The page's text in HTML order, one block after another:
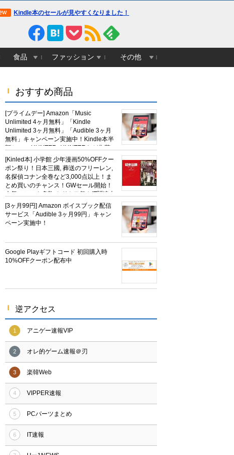
Kindle本のセールが見やすくなりました！
食品 ファッション その他
おすすめ商品
[プライムデー] Amazon「Music
Unlimited 4ヶ月無料」「Kindle
Unlimited 3ヶ月無料」「Audible 3ヶ月
無料」キャンペーン実施中！Kindle本半
額セール HUNTER×HUNTERなど集英
社、無職転生,幼女戦記など
KADOKAWA、キャプテン翼100円セー
ルも！
[Kinled本] 小学館 少年漫画50%OFFクー
ポン祭り！日本三國, 葬送のフリーレン,
名探偵コナン全巻など3,000点以上！ま
とめ買いのチャンス！GWセール開始！
人気コミック多数 カドカワ祭やIT関連本
がセールに！
[3ヶ月99円] Amazon ボイスブック配信
サービス「Audible 3ヶ月99円」キャン
ペーン実施中！
Google Playギフトコード 初回購入時
10%OFFクーポン配布中
逆アクセス
1 アニゲー速報VIP
2 オレ的ゲーム速報＠刃
3 楽韓Web
4 VIPPER速報
5 PCパーツまとめ
6 IT速報